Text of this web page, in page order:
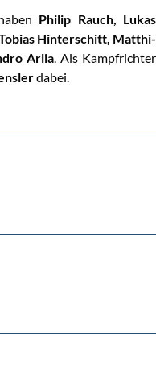
Phil­ip Rauch, Lukas
Tobi­as Hin­ter­s­chitt, Mat­thi­
Arlia. Als Kampf­rich­ter
dabei.